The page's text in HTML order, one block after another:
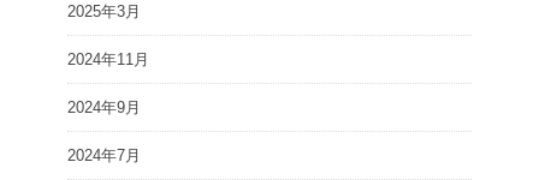
2025年3月
2024年11月
2024年9月
2024年7月